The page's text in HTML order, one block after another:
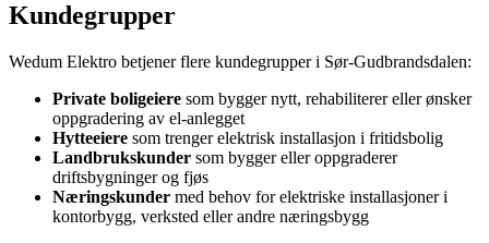
Kundegrupper
Wedum Elektro betjener flere kundegrupper i Sør-Gudbrandsdalen:
Private boligeiere som bygger nytt, rehabiliterer eller ønsker
oppgradering av el-anlegget
Hytteeiere som trenger elektrisk installasjon i fritidsbolig
Landbrukskunder som bygger eller oppgraderer
driftsbygninger og fjøs
Næringskunder med behov for elektriske installasjoner i
kontorbygg, verksted eller andre næringsbygg